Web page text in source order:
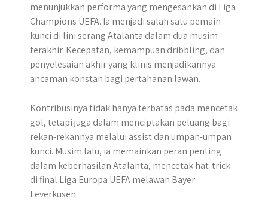
menunjukkan performa yang mengesankan di Liga
Champions UEFA. Ia menjadi salah satu pemain
kunci di lini serang Atalanta dalam dua musim
terakhir. Kecepatan, kemampuan dribbling, dan
penyelesaian akhir yang klinis menjadikannya
ancaman konstan bagi pertahanan lawan.
Kontribusinya tidak hanya terbatas pada mencetak
gol, tetapi juga dalam menciptakan peluang bagi
rekan-rekannya melalui assist dan umpan-umpan
kunci. Musim lalu, ia memainkan peran penting
dalam keberhasilan Atalanta, mencetak hat-trick
di final Liga Europa UEFA melawan Bayer
Leverkusen.